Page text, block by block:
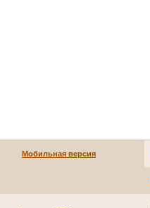
Мобильная версия